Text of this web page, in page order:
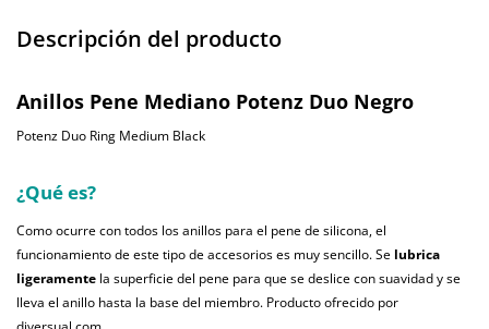
Descripción del producto
Anillos Pene Mediano Potenz Duo Negro
Potenz Duo Ring Medium Black
¿Qué es?
Como ocurre con todos los anillos para el pene de silicona, el
funcionamiento de este tipo de accesorios es muy sencillo. Se lubrica
ligeramente la superficie del pene para que se deslice con suavidad y se
lleva el anillo hasta la base del miembro. Producto ofrecido por